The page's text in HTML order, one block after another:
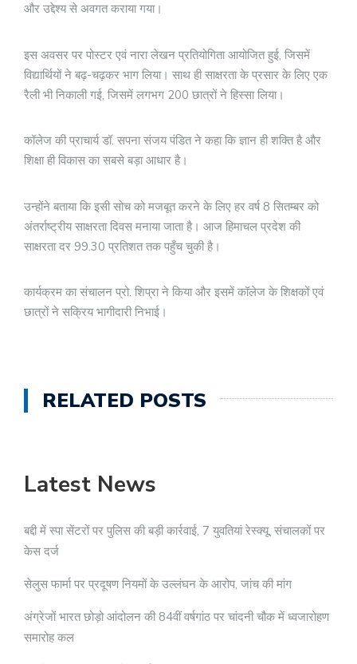
और उद्देश्य से अवगत कराया गया।
इस अवसर पर पोस्टर एवं नारा लेखन प्रतियोगिता आयोजित हुई, जिसमें
विद्यार्थियों ने बढ़-चढ़कर भाग लिया। साथ ही साक्षरता के प्रसार के लिए एक
रैली भी निकाली गई, जिसमें लगभग 200 छात्रों ने हिस्सा लिया।
कॉलेज की प्राचार्य डॉ. सपना संजय पंडित ने कहा कि ज्ञान ही शक्ति है और
शिक्षा ही विकास का सबसे बड़ा आधार है।
उन्होंने बताया कि इसी सोच को मजबूत करने के लिए हर वर्ष 8 सितम्बर को
अंतर्राष्ट्रीय साक्षरता दिवस मनाया जाता है। आज हिमाचल प्रदेश की
साक्षरता दर 99.30 प्रतिशत तक पहुँच चुकी है।
कार्यक्रम का संचालन प्रो. शिप्रा ने किया और इसमें कॉलेज के शिक्षकों एवं
छात्रों ने सक्रिय भागीदारी निभाई।
RELATED POSTS
Latest News
बद्दी में स्पा सेंटरों पर पुलिस की बड़ी कार्रवाई, 7 युवतियां रेस्क्यू, संचालकों पर
केस दर्ज
सेलुस फार्मा पर प्रदूषण नियमों के उल्लंघन के आरोप, जांच की मांग
अंग्रेजों भारत छोड़ो आंदोलन की 84वीं वर्षगांठ पर चांदनी चौक में ध्वजारोहण
समारोह कल